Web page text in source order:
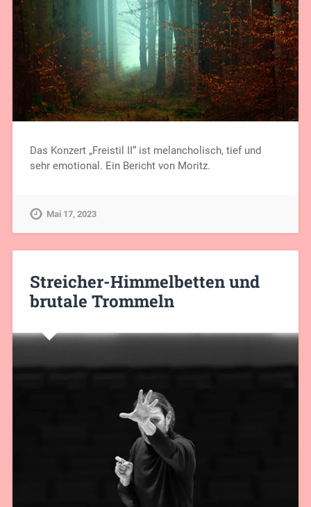
Das Konzert „Freistil II“ ist melancholisch, tief und
sehr emotional. Ein Bericht von Moritz.
Mai 17, 2023
Streicher-Himmelbetten und
brutale Trommeln